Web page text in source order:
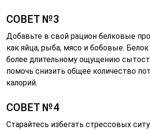
СОВЕТ №3
Добавьте в свой рацион белковые
как яйца, рыба, мясо и бобовые.
более длительному ощущению
помочь снизить общее количество
калорий.
СОВЕТ №4
Старайтесь избегать стрессовых